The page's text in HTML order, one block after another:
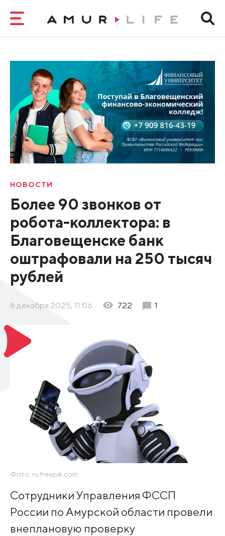
НОВОСТИ
Более 90 звонков от
робота-коллектора: в
Благовещенске банк
оштрафовали на 250 тысяч
рублей
8 декабря 2025, 11:06 722 1
Фото: ru.freepik.com
Сотрудники Управления ФССП
России по Амурской области провели
внеплановую проверку